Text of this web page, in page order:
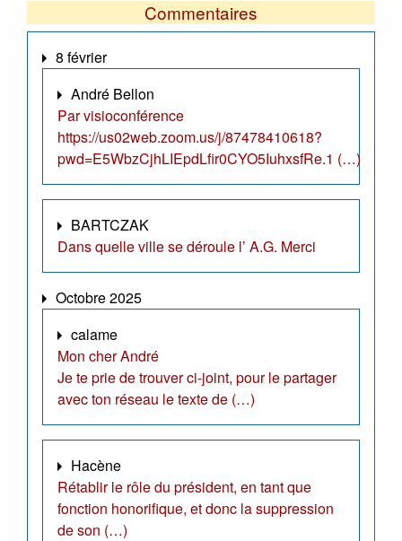
Commentaires
8 février
André Bellon
Par visioconférence
https://us02web.zoom.us/j/87478410618?
pwd=E5WbzCjhLIEpdLfir0CYO5IuhxsfRe.1 (…)
BARTCZAK
Dans quelle ville se déroule l’ A.G. Merci
Octobre 2025
calame
Mon cher André
Je te prie de trouver ci-joint, pour le partager
avec ton réseau le texte de (…)
Hacène
Rétablir le rôle du président, en tant que
fonction honorifique, et donc la suppression
de son (…)